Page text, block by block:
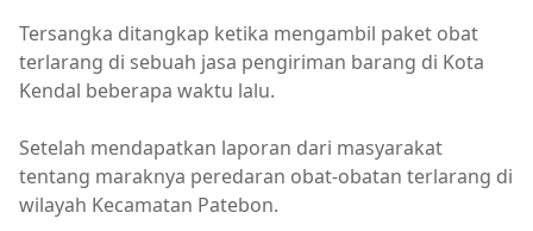
Tersangka ditangkap ketika mengambil paket obat
terlarang di sebuah jasa pengiriman barang di Kota
Kendal beberapa waktu lalu.
Setelah mendapatkan laporan dari masyarakat
tentang maraknya peredaran obat-obatan terlarang di
wilayah Kecamatan Patebon.